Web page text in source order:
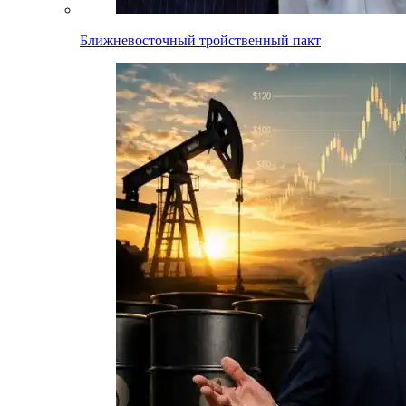
Ближневосточный тройственный пакт